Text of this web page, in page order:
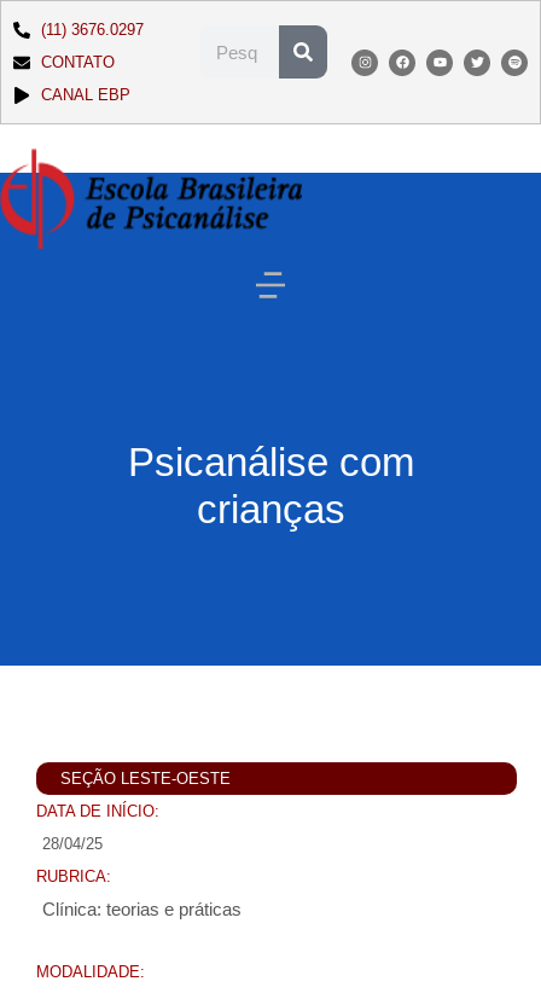
(11) 3676.0297
CONTATO
CANAL EBP
Psicanálise com
crianças
SEÇÃO LESTE-OESTE
DATA DE INÍCIO:
28/04/25
RUBRICA:
Clínica: teorias e práticas
MODALIDADE: